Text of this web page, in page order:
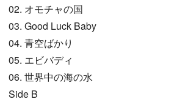
02. オモチャの国
03. Good Luck Baby
04. 青空ばかり
05. エビバディ
06. 世界中の海の水
Side B